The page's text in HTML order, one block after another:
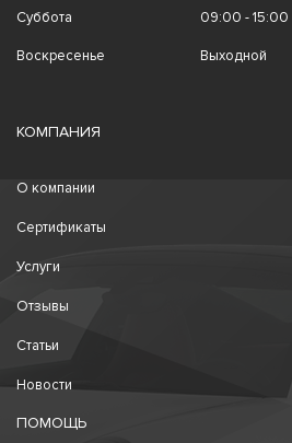
Суббота 09:00 - 15:00
Воскресенье Выходной
КОМПАНИЯ
О компании
Сертификаты
Услуги
Отзывы
Статьи
Новости
ПОМОЩЬ